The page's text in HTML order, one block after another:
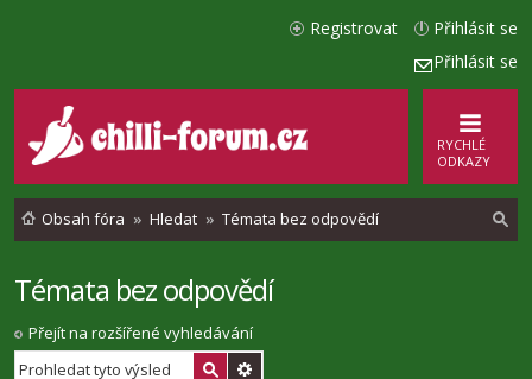
Přihlásit se
Přihlásit se
Registrovat
RYCHLÉ
ODKAZY
Obsah fóra Hledat Témata bez odpovědí
Témata bez odpovědí
Přejít na rozšířené vyhledávání